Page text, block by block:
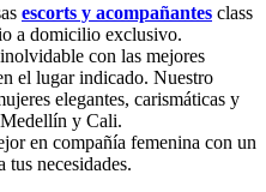
escorts y acompañantes class
a domicilio exclusivo.
con las mejores
el lugar indicado. Nuestro
elegantes, carismáticas y
y Cali.
en compañía femenina con un
tus necesidades.